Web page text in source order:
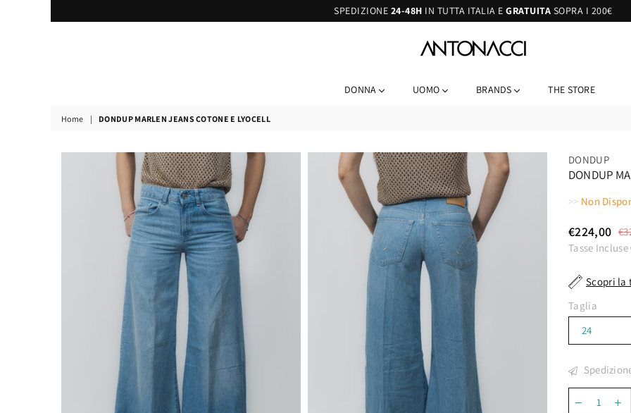
SPEDIZIONE 24-48H IN TUTTA ITALIA EGRATUITA SOPRA I 200€
ANTONACCI
DONNA UOMO BRANDS THE STORE
Home | DONDUP MARLEN JEANS COTONE E LYOCELL
DONDUP
DONDUP
>> Non
Costo
€224,00
Tasse Incluse
Scopri la
Taglia